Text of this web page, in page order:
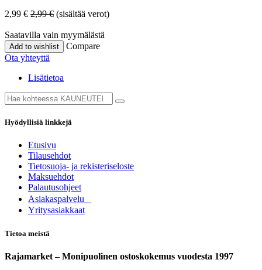
2,99 € 2,99€ (sisältää verot)
Saatavilla vain myymälästä
Add to wishlist
Compare
Ota yhteyttä
Lisätietoa
Hyödyllisiä linkkejä
Etusivu
Tilausehdot
Tietosuoja- ja rekisteriseloste
Maksuehdot
Palautusohjeet
Asia​k​aspalvelu
​Yritysasiakkaat
Tietoa meistä
Rajamarket – Monipuolinen ostoskokemus vuodesta 1997